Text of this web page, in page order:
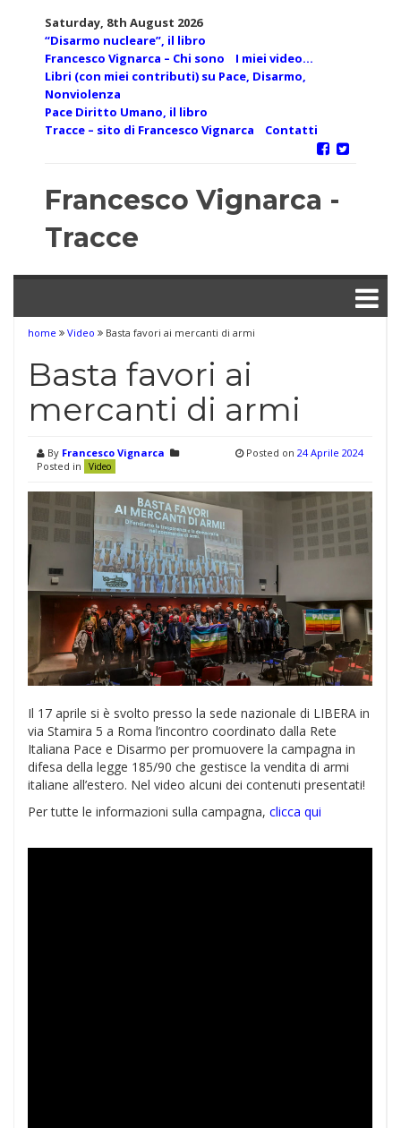
Saturday, 8th August 2026
“Disarmo nucleare”, il libro
Francesco Vignarca – Chi sono
I miei video…
Libri (con miei contributi) su Pace, Disarmo,
Nonviolenza
Pace Diritto Umano, il libro
Tracce – sito di Francesco Vignarca
Contatti
Francesco Vignarca -
Tracce
home Video Basta favori ai mercanti di armi
Basta favori ai
mercanti di armi
By Francesco Vignarca
Posted in
Video
Posted on 24 Aprile 2024
Il 17 aprile si è svolto presso la sede nazionale di LIBERA in
via Stamira 5 a Roma l’incontro coordinato dalla Rete
Italiana Pace e Disarmo per promuovere la campagna in
difesa della legge 185/90 che gestisce la vendita di armi
italiane all’estero. Nel video alcuni dei contenuti presentati!
Per tutte le informazioni sulla campagna, clicca qui